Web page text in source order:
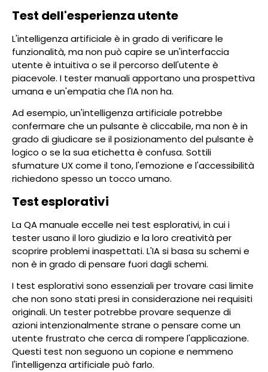
Test dell'esperienza utente
L'intelligenza artificiale è in grado di verificare le
funzionalità, ma non può capire se un'interfaccia
utente è intuitiva o se il percorso dell'utente è
piacevole. I tester manuali apportano una prospettiva
umana e un'empatia che l'IA non ha.
Ad esempio, un'intelligenza artificiale potrebbe
confermare che un pulsante è cliccabile, ma non è in
grado di giudicare se il posizionamento del pulsante è
logico o se la sua etichetta è confusa. Sottili
sfumature UX come il tono, l'emozione e l'accessibilità
richiedono spesso un tocco umano.
Test esplorativi
La QA manuale eccelle nei test esplorativi, in cui i
tester usano il loro giudizio e la loro creatività per
scoprire problemi inaspettati. L'IA si basa su schemi e
non è in grado di pensare fuori dagli schemi.
I test esplorativi sono essenziali per trovare casi limite
che non sono stati presi in considerazione nei requisiti
originali. Un tester potrebbe provare sequenze di
azioni intenzionalmente strane o pensare come un
utente frustrato che cerca di rompere l'applicazione.
Questi test non seguono un copione e nemmeno
l'intelligenza artificiale può farlo.